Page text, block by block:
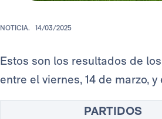
NOTICIA. 14/03/2025
Estos son los resultados de
entre el viernes, 14 de marzo,
PARTIDOS